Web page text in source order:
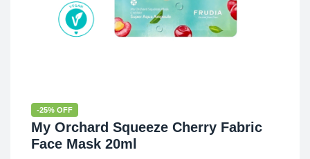
-25% OFF
My Orchard Squeeze Cherry Fabric
Face Mask 20ml